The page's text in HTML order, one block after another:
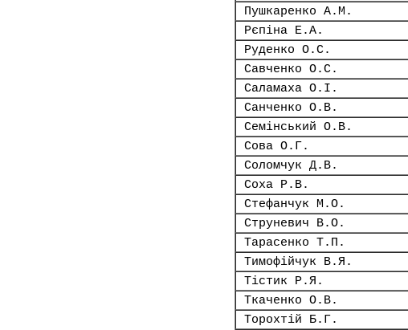
Пушкаренко А.М.
Рєпіна Е.А.
Руденко О.С.
Савченко О.С.
Саламаха О.І.
Санченко О.В.
Семінський О.В.
Сова О.Г.
Соломчук Д.В.
Соха Р.В.
Стефанчук М.О.
Струневич В.О.
Тарасенко Т.П.
Тимофійчук В.Я.
Тістик Р.Я.
Ткаченко О.В.
Торохтій Б.Г.